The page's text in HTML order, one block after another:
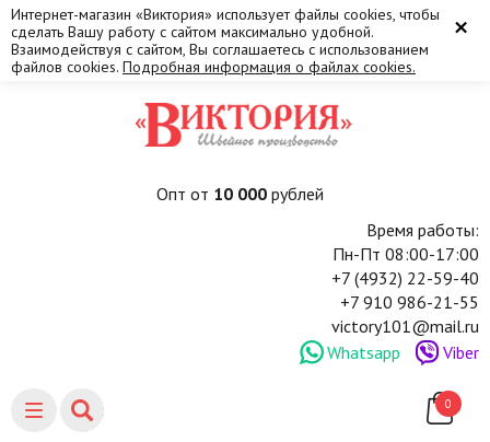
×
Интернет-магазин «Виктория» использует файлы cookies, чтобы
сделать Вашу работу с сайтом максимально удобной.
Взаимодействуя с сайтом, Вы соглашаетесь с использованием
файлов cookies. Подробная информация о файлах cookies.
Опт от 10 000рублей
Время работы:
Пн-Пт 08:00-17:00
+7 (4932) 22-59-40
+7 910 986-21-55
victory101@mail.ru
Whatsapp
Viber
0